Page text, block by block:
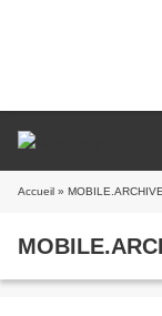
Accueil »